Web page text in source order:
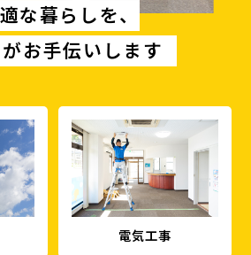
電気工事
な暮らしを、
お手伝いします